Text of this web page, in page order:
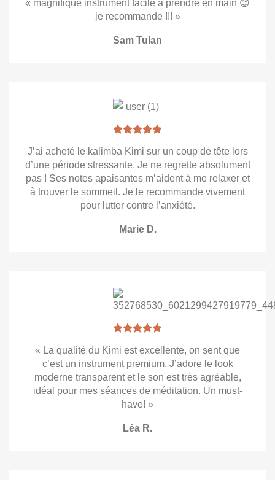
« magnifique instrument facile a prendre en main 😊
je recommande !!! »
Sam Tulan
J’ai acheté le kalimba Kimi sur un coup de tête lors
d’une période stressante. Je ne regrette absolument
pas ! Ses notes apaisantes m’aident à me relaxer et
à trouver le sommeil. Je le recommande vivement
pour lutter contre l’anxiété.
Marie D.
« La qualité du Kimi est excellente, on sent que
c’est un instrument premium. J’adore le look
moderne transparent et le son est très agréable,
idéal pour mes séances de méditation. Un must-
have! »
Léa R.